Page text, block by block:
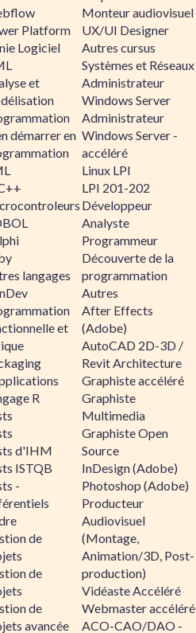
Platform
Logiciel
et
démarrer en
langages
et
R
d'IHM
ISTQB
-
de
de
de
avancée
Monteur audiovisuel
UX/UI Designer
Autres cursus
Systèmes et Réseaux
Administrateur
Windows Server
Administrateur
Windows Server -
accéléré
Linux LPI
LPI 201-202
Développeur
Analyste
Programmeur
Découverte de la
programmation
Autres
After Effects
(Adobe)
AutoCAD 2D-3D /
Revit Architecture
Graphiste accéléré
Graphiste
Multimedia
Graphiste Open
Source
InDesign (Adobe)
Photoshop (Adobe)
Producteur
Audiovisuel
(Montage,
Animation/3D, Post-
production)
Vidéaste Accéléré
Webmaster accéléré
ACO-CAO/DAO -